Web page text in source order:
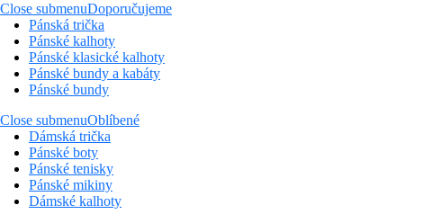
Close submenuDoporučujeme
Pánská trička
Pánské kalhoty
Pánské klasické kalhoty
Pánské bundy a kabáty
Pánské bundy
Close submenuOblíbené
Dámská trička
Pánské boty
Pánské tenisky
Pánské mikiny
Dámské kalhoty